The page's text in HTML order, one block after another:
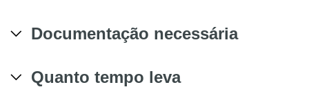
Documentação necessária
Quanto tempo leva